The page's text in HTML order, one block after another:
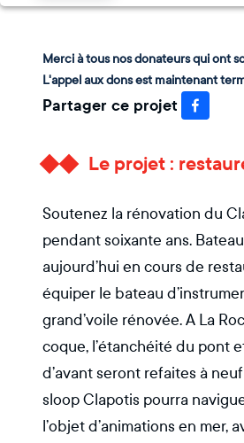
Merci à tous nos donateurs qui ont
L'appel aux dons est maintenant
Partager ce projet
Le projet :
Soutenez la rénovation du
pendant soixante ans.
aujourd’hui en cours de
équiper le bateau
grand’voile rénovée. A La
coque, l’étanchéité du pont
d’avant seront refaites à
sloop Clapotis pourra
l’objet d’animations en mer,